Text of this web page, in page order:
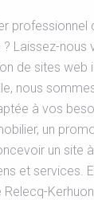
professionnel
Laissez-nous
de sites web
nous
à vos
un
un site
et services.